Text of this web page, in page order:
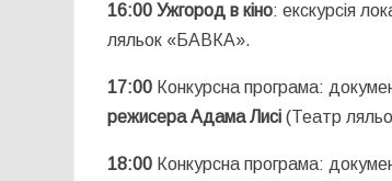
16:00 Ужгород в кіно: екскурсія
ляльок «БАВКА».
17:00 Конкурсна програма:
режисера Адама Лисі(Театр
18:00 Конкурсна програма: